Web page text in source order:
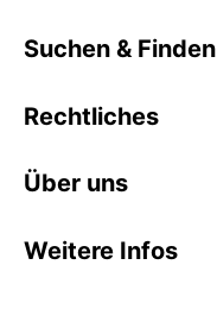
Suchen & Finden
Rechtliches
Über uns
Weitere Infos